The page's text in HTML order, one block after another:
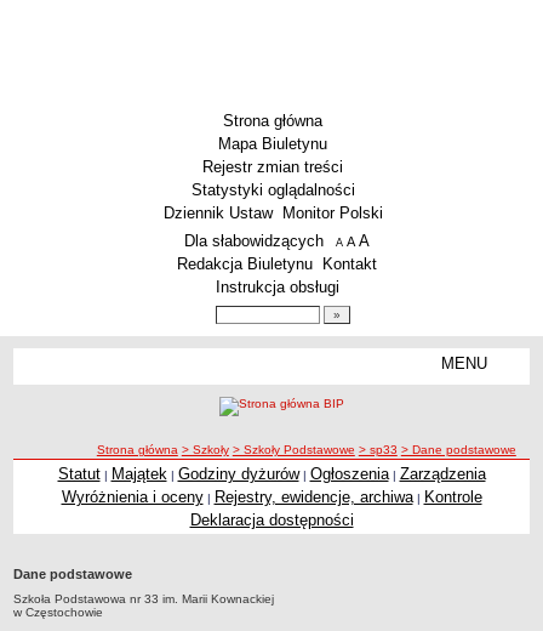
Strona główna
Mapa Biuletynu
Rejestr zmian treści
Statystyki oglądalności
Dziennik Ustaw
Monitor Polski
Menu dodatkowe
Dla słabowidzących A pomniejsz czcionkę
A standardowy rozmiar czcionki
A
Redakcja Biuletynu
Kontakt
Instrukcja obsługi
MENU
Zespoły Szkół
Techniczne Zakłady Naukowe
Przedszkola Miejskie
ARCHIWUM SZKÓŁ I PLACÓWEK
ścieżka nawigacji
Strona główna > Szkoły > Szkoły Podstawowe > sp33 > Dane podstawowe
Statut| Majątek | Godziny dyżurów| Ogłoszenia| Zarządzenia
Wyróżnienia i oceny| Rejestry, ewidencje, archiwa| Kontrole
Deklaracja dostępności
Dane podstawowe
Szkoła Podstawowa nr 33 im. Marii Kownackiej
w Częstochowie